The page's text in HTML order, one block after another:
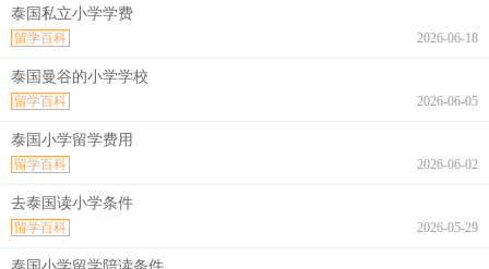
泰国私立小学学费
2026-06-18
留学百科
泰国曼谷的小学学校
2026-06-05
留学百科
泰国小学留学费用
2026-06-02
留学百科
去泰国读小学条件
2026-05-29
留学百科